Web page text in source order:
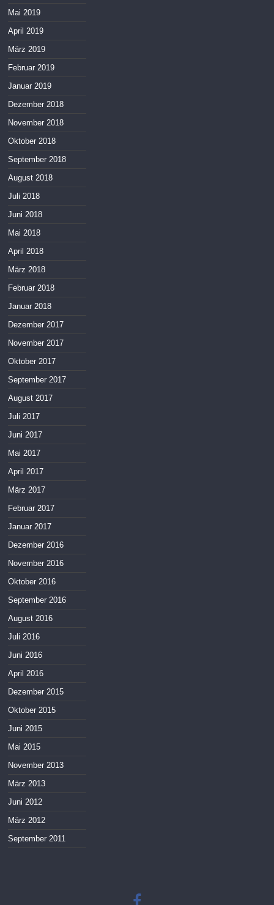
Mai 2019
April 2019
März 2019
Februar 2019
Januar 2019
Dezember 2018
November 2018
Oktober 2018
September 2018
August 2018
Juli 2018
Juni 2018
Mai 2018
April 2018
März 2018
Februar 2018
Januar 2018
Dezember 2017
November 2017
Oktober 2017
September 2017
August 2017
Juli 2017
Juni 2017
Mai 2017
April 2017
März 2017
Februar 2017
Januar 2017
Dezember 2016
November 2016
Oktober 2016
September 2016
August 2016
Juli 2016
Juni 2016
April 2016
Dezember 2015
Oktober 2015
Juni 2015
Mai 2015
November 2013
März 2013
Juni 2012
März 2012
September 2011